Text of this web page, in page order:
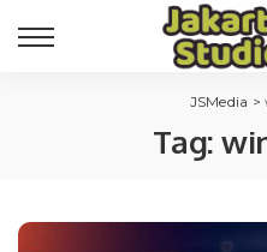
JSMedia >
Tag: